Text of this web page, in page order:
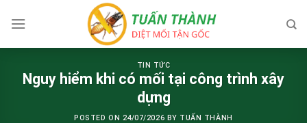
TIN TỨC
Nguy hiểm khi có mối tại công trình xây
dựng
POSTED ON 24/07/2026 BY TUẤN THÀNH